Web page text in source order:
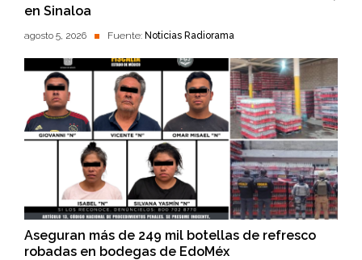
en Sinaloa
agosto 5, 2026 Fuente: Noticias Radiorama
Aseguran más de 249 mil botellas de refresco
robadas en bodegas de EdoMéx